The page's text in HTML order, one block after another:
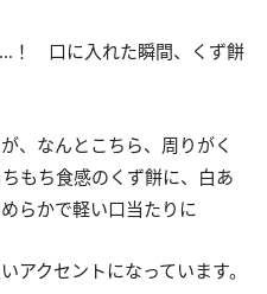
！ 口に入れた瞬間、くず餅
、なんとこちら、周りがく
もち食感のくず餅に、白あ
らかで軽い口当たりに
アクセントになっています。